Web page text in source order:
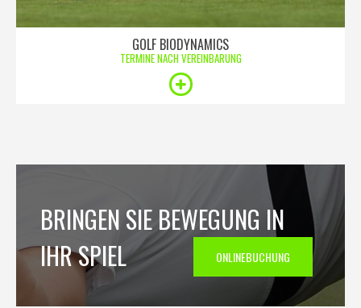
GOLF BIODYNAMICS
TERMINE NACH VEREINBARUNG
BRINGEN SIE BEWEGUNG IN
IHR SPIEL
ONLINEBUCHUNG